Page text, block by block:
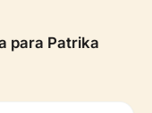
para Patrika